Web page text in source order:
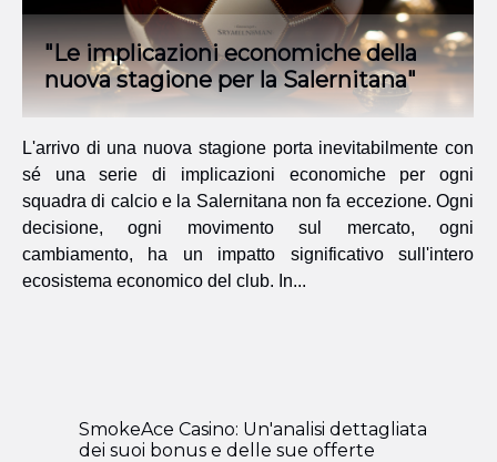
"Le implicazioni economiche della
nuova stagione per la Salernitana"
L'arrivo di una nuova stagione porta inevitabilmente con
sé una serie di implicazioni economiche per ogni
squadra di calcio e la Salernitana non fa eccezione. Ogni
decisione, ogni movimento sul mercato, ogni
cambiamento, ha un impatto significativo sull'intero
ecosistema economico del club. In...
SmokeAce Casino: Un'analisi dettagliata
dei suoi bonus e delle sue offerte